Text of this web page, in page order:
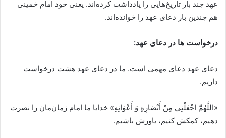
عهد چند بار تاریخ‌هایی را یادداشت کرده‌اند. یعنی خود امام خمینی
هم چندین بار دعای عهد را خوانده‌اند.
درخواست ها در دعای عهد:
دعای عهد دعای مهمی است. ما در دعای عهد هشت درخواست
داریم.
«اللَّهُمَّ اجْعَلْنِي مِنْ أَنْصَارِهِ وَ أَعْوَانِهِ» خدایا ما امام زمان‌مان را نصرت
دهیم، کمکش کنیم، یاورش باشیم.